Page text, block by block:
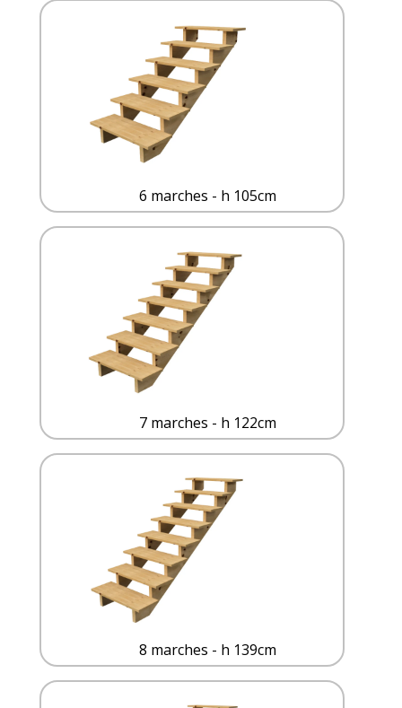
6 marches - h 105cm
7 marches - h 122cm
8 marches - h 139cm